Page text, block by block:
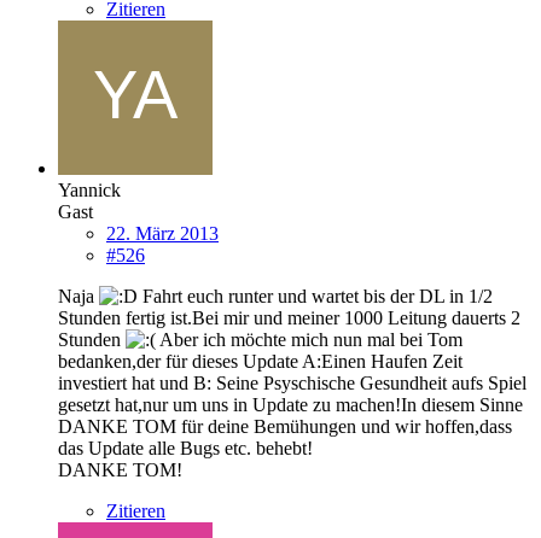
Zitieren
Yannick
Gast
22. März 2013
#526
Naja
Fahrt euch runter und wartet bis der DL in 1/2
Stunden fertig ist.Bei mir und meiner 1000 Leitung dauerts 2
Stunden
Aber ich möchte mich nun mal bei Tom
bedanken,der für dieses Update A:Einen Haufen Zeit
investiert hat und B: Seine Psyschische Gesundheit aufs Spiel
gesetzt hat,nur um uns in Update zu machen!In diesem Sinne
DANKE TOM für deine Bemühungen und wir hoffen,dass
das Update alle Bugs etc. behebt!
DANKE TOM!
Zitieren